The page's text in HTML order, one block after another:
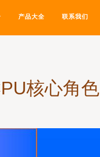
产品大全 联系我们
核心角色